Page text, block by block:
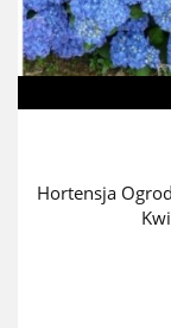
Hortensja